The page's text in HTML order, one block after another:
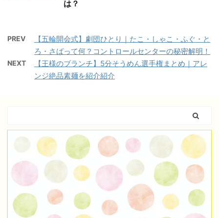
は？
PREV
【五輪開会式】劇団ひとり｜たこ・しゃこ・ふぐ・と
ろ・さばって何？コントロールセンターの秘密解明！
NEXT
【王様のブランチ】5分そうめん選手権まとめ｜アレ
ンジ絶品素麺を紹介紹介